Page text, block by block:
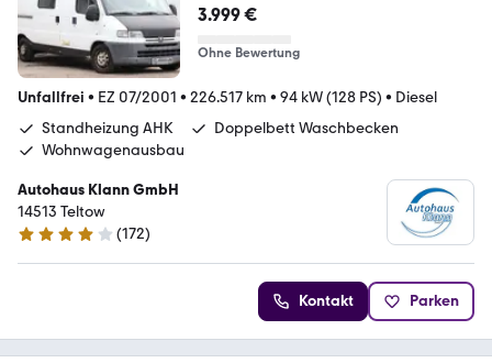
3.999 €
Ohne Bewertung
Unfallfrei • EZ 07/2001 • 226.517 km • 94 kW (128 PS) • Diesel
Standheizung AHK
Doppelbett Waschbecken
Wohnwagenausbau
Autohaus Klann GmbH
14513 Teltow
4 Sterne
(172)
Kontakt Parken